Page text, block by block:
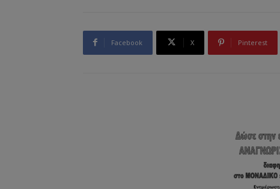
Facebook X Pinterest